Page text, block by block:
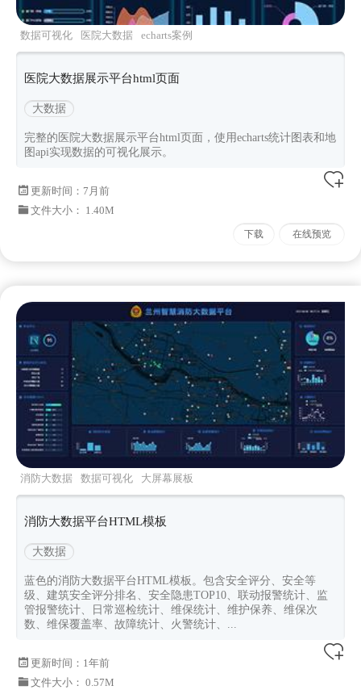
数据可视化 医院大数据 echarts案例
医院大数据展示平台html页面
大数据
完整的医院大数据展示平台html页面，使用echarts统计图表和地
图api实现数据的可视化展示。
更新时间： 7月前
文件大小： 1.40M
下载 在线预览
消防大数据 数据可视化 大屏幕展板
消防大数据平台HTML模板
大数据
蓝色的消防大数据平台HTML模板。包含安全评分、安全等
级、建筑安全评分排名、安全隐患TOP10、联动报警统计、监
管报警统计、日常巡检统计、维保统计、维护保养、维保次
数、维保覆盖率、故障统计、火警统计、...
更新时间： 1年前
文件大小： 0.57M